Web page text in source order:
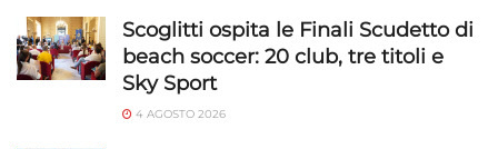
Scoglitti ospita le Finali Scudetto di
beach soccer: 20 club, tre titoli e
Sky Sport
4 AGOSTO 2026